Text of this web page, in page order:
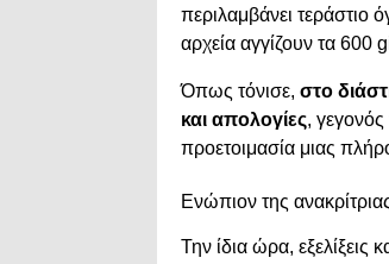
περιλαμβάνει τεράστιο
αρχεία αγγίζουν τα 600
Όπως τόνισε, στο
και απολογίες, γεγονός
προετοιμασία μιας
Ενώπιον της
Την ίδια ώρα, εξελίξεις